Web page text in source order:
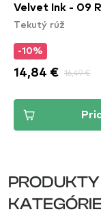
Velvet Ink - 09
Reves
Tekutý rúž
-10%
14,84 € 16,49 €
KATEGÓRIE